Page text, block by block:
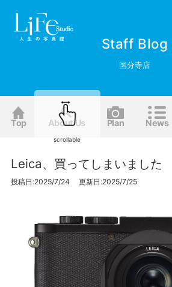
Staff Blog
国分寺店
Top About Us Plan News
Leica、買ってしまいました
投稿日:2025/7/24 更新日:2025/7/25